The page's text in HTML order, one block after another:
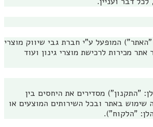
המופעל ע"י חברת גבי שיווק מוצרי
מכירות לרכישת מוצרי גינון ועוד
"התקנון") מסדירים את היחסים בין
שימוש באתר ובכל השירותים המוצעים או
"הלקוח").